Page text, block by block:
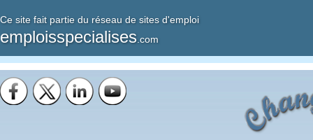
Ce site fait partie du réseau de sites d'emploi
emploisspecialises .com